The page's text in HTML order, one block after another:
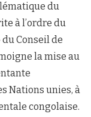
du
à l’ordre du
Conseil de
la mise au
Nations unies, à
congolaise.